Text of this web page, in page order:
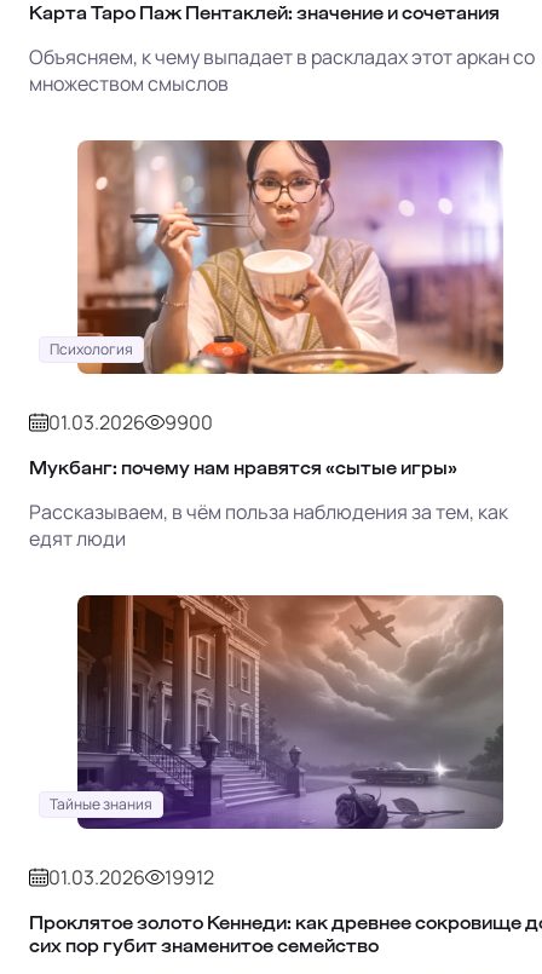
Карта Таро Паж Пентаклей: значение и сочетания
Объясняем, к чему выпадает в раскладах этот аркан со
множеством смыслов
Психология
01.03.2026 9900
Мукбанг: почему нам нравятся «сытые игры»
Рассказываем, в чём польза наблюдения за тем, как
едят люди
Тайные знания
01.03.2026 19912
Проклятое золото Кеннеди: как древнее сокровище
сих пор губит знаменитое семейство